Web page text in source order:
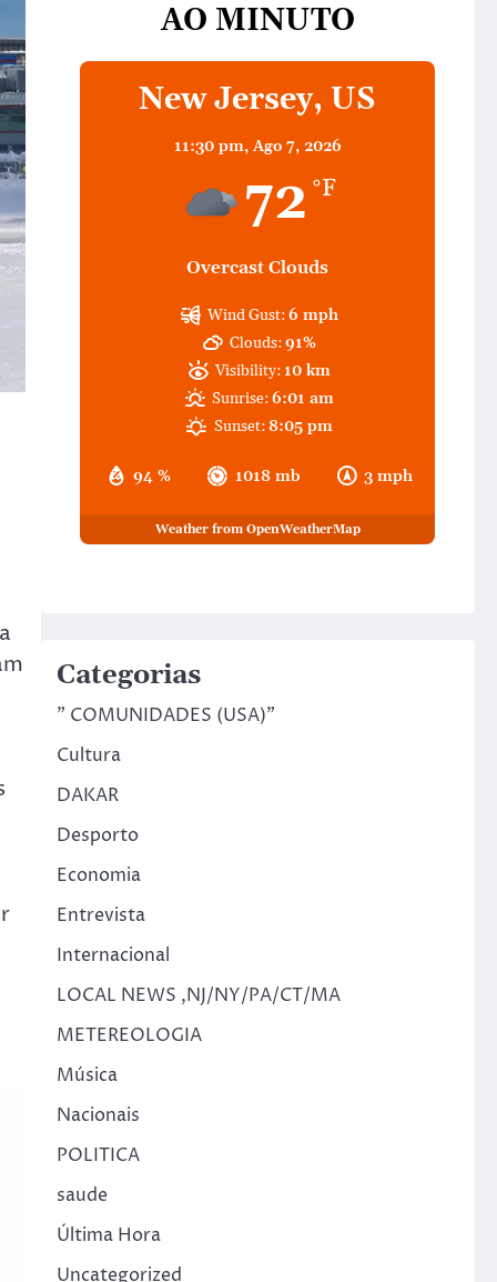
AO MINUTO
New Jersey, US
11:30 pm, Ago 7, 2026
72 °F
Overcast Clouds
94 % 1018 mb 3 mph
Wind Gust:6 mph
Clouds:91%
Visibility: 10 km
Sunrise:6:01 am
Sunset:8:05 pm
Weather from OpenWeatherMap
Categorias
" COMUNIDADES (USA)"
Cultura
DAKAR
Desporto
Economia
Entrevista
Internacional
LOCAL NEWS ,NJ/NY/PA/CT/MA
METEREOLOGIA
Música
Nacionais
POLITICA
saude
Última Hora
Uncategorized